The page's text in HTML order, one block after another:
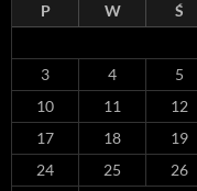
P W Ś
3
4 5
10
11 12
17
18 19
24
25 26